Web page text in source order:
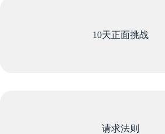
10天正面挑战
请求法则